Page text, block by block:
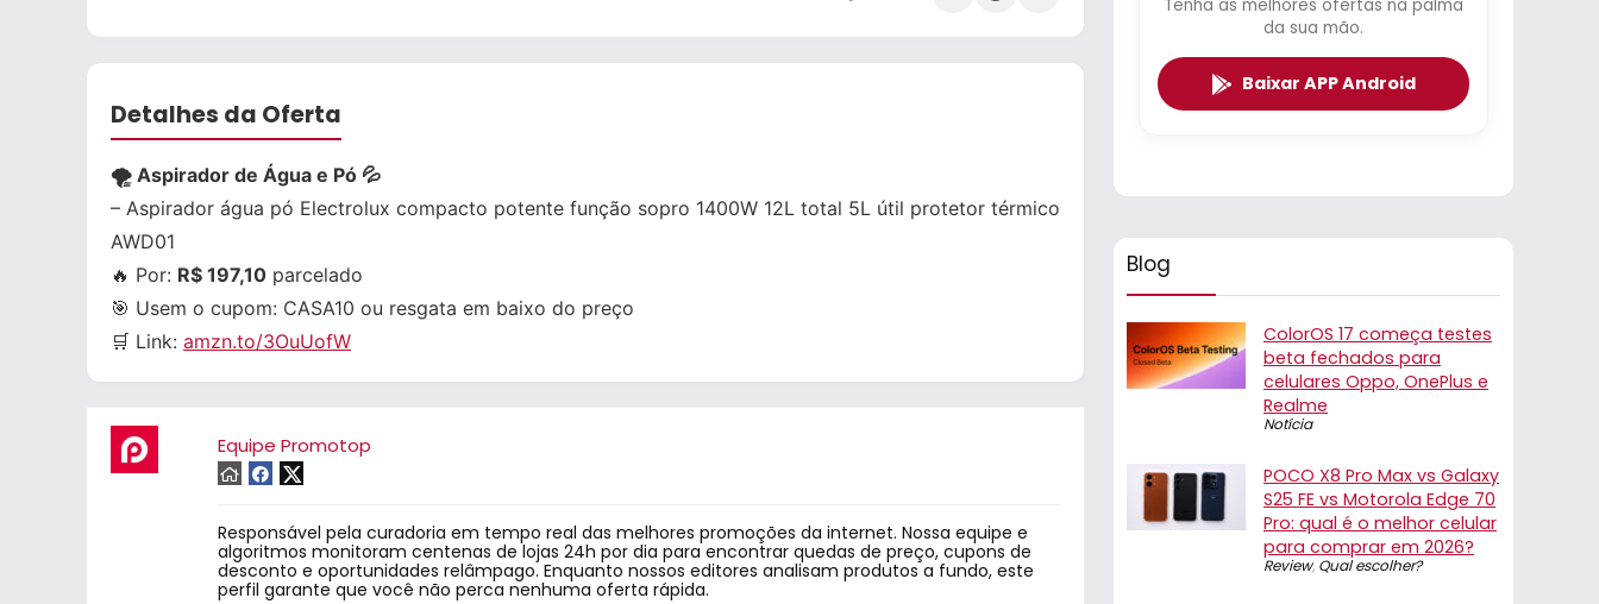
Detalhes da Oferta
🌪 Aspirador de Água e Pó 💦
– Aspirador água pó Electrolux compacto potente função sopro 1400W 12L total 5L útil protetor térmico
AWD01
🔥 Por: R$ 197,10 parcelado
🎯 Usem o cupom: CASA10 ou resgata em baixo do preço
🛒 Link: amzn.to/3OuUofW
Equipe Promotop
Responsável pela curadoria em tempo real das melhores promoções da internet. Nossa equipe e
algoritmos monitoram centenas de lojas 24h por dia para encontrar quedas de preço, cupons de
desconto e oportunidades relâmpago. Enquanto nossos editores analisam produtos a fundo, este
perfil garante que você não perca nenhuma oferta rápida.
Tenha as melhores ofertas na palma
da sua mão.
Baixar APP Android
Blog
ColorOS 17 começa testes
beta fechados para
celulares Oppo, OnePlus e
Realme
Notícia
POCO X8 Pro Max vs Galaxy
S25 FE vs Motorola Edge 70
Pro: qual é o melhor celular
para comprar em 2026?
Review, Qual escolher?